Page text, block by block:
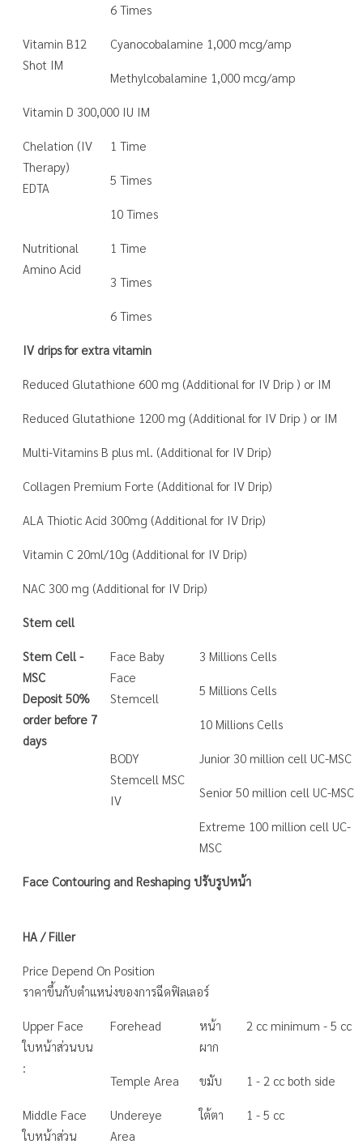
6 Times
Vitamin B12
Shot IM
Cyanocobalamine 1,000 mcg/amp
Methylcobalamine 1,000 mcg/amp
Vitamin D 300,000 IU IM
Chelation (IV
Therapy)
EDTA
1 Time
5 Times
10 Times
Nutritional
Amino Acid
1 Time
3 Times
6 Times
IV drips for extra vitamin
Reduced Glutathione 600 mg (Additional for IV Drip ) or IM
Reduced Glutathione 1200 mg (Additional for IV Drip ) or IM
Multi-Vitamins B plus ml. (Additional for IV Drip)
Collagen Premium Forte (Additional for IV Drip)
ALA Thiotic Acid 300mg (Additional for IV Drip)
Vitamin C 20ml/10g (Additional for IV Drip)
NAC 300 mg (Additional for IV Drip)
Stem cell
Stem Cell -
MSC
Deposit 50%
order before 7
days
Face Baby
Face
Stemcell
3 Millions Cells
5 Millions Cells
10 Millions Cells
BODY
Stemcell MSC
IV
Junior 30 million cell UC-MSC
Senior 50 million cell UC-MSC
Extreme 100 million cell UC-
MSC
Face Contouring and Reshaping ปรับรูปหน้า
HA / Filler
Price Depend On Position
ราคาขึ้นกับตำแหน่งของการฉีดฟิลเลอร์
Upper Face
ใบหน้าส่วนบน
:
Forehead
หน้า
ผาก
2 cc minimum - 5 cc
Temple Area ขมับ 1 - 2 cc both side
Middle Face
ใบหน้าส่วน
Undereye
Area
ใต้ตา 1 - 5 cc